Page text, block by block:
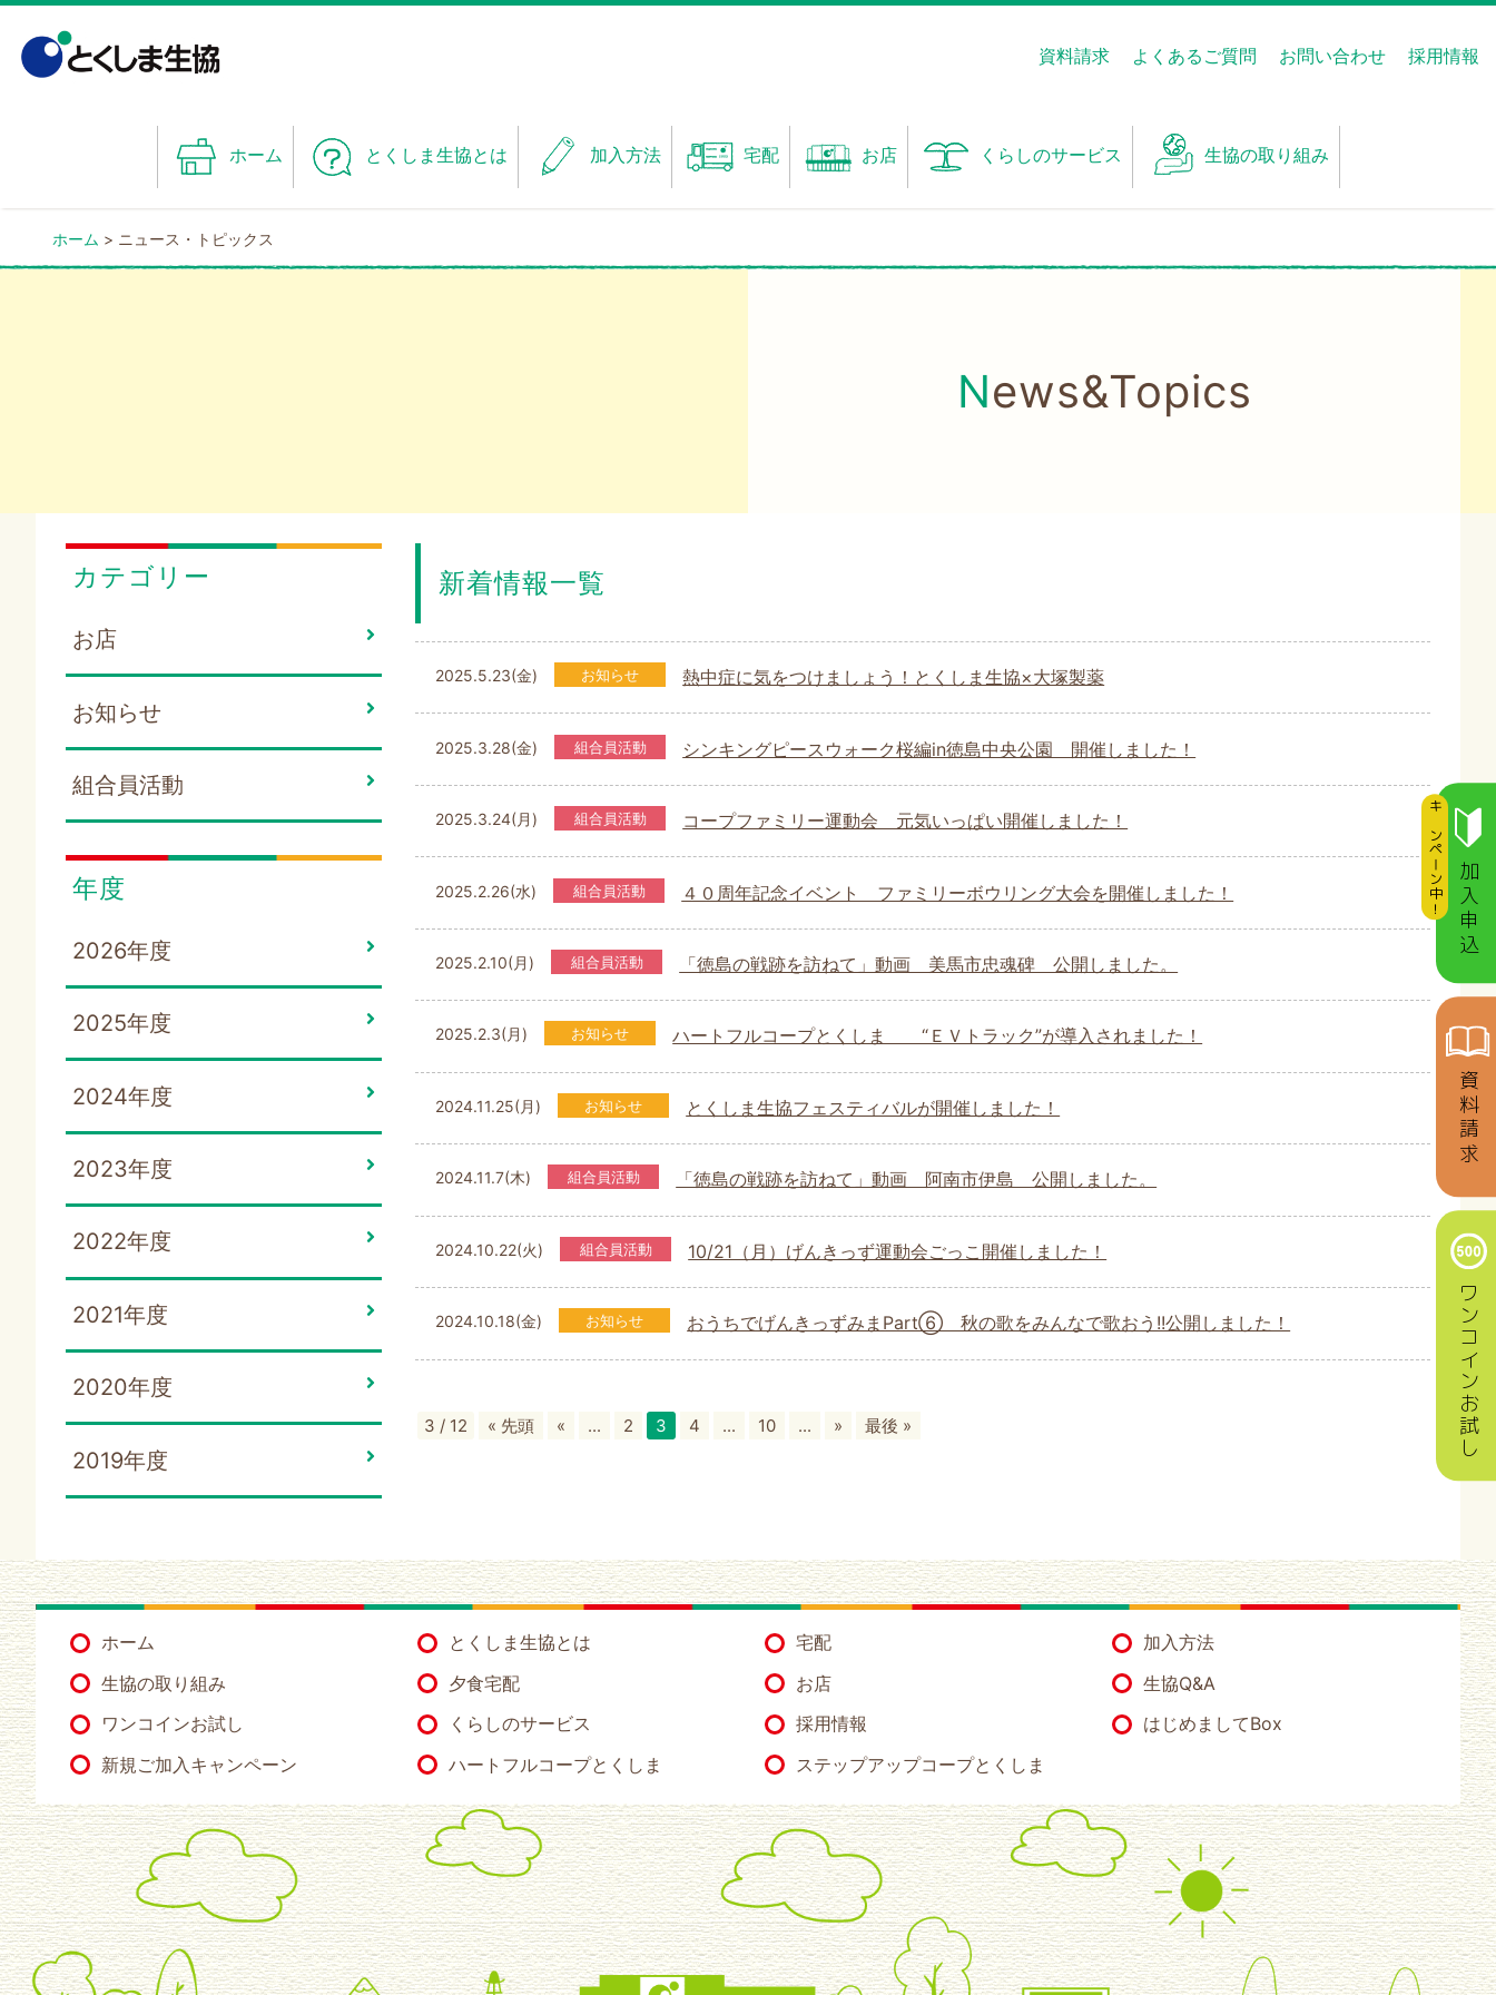
content
資料請求 よくあるご質問 お問い合わせ 採用情報
ホーム とくしま生協とは 加入方法 宅配 お店 くらしのサービス 生協の取り組み
加入申込
キャンペーン中！
資料請求
ワンコインお試し
ホーム > ニュース・トピックス
News&Topics
新着情報一覧
2025.5.23(金) お知らせ 熱中症に気をつけましょう！とくしま生協×大塚製薬
2025.3.28(金) 組合員活動 シンキングピースウォーク桜編in徳島中央公園 開催しました！
2025.3.24(月) 組合員活動 コープファミリー運動会 元気いっぱい開催しました！
2025.2.26(水) 組合員活動 ４０周年記念イベント ファミリーボウリング大会を開催しました！
2025.2.10(月) 組合員活動 「徳島の戦跡を訪ねて」動画 美馬市忠魂碑 公開しました。
2025.2.3(月) お知らせ ハートフルコープとくしま “ＥＶトラック”が導入されました！
2024.11.25(月) お知らせ とくしま生協フェスティバルが開催しました！
2024.11.7(木) 組合員活動 「徳島の戦跡を訪ねて」動画 阿南市伊島 公開しました。
2024.10.22(火) 組合員活動 10/21（月）げんきっず運動会ごっこ開催しました！
2024.10.18(金) お知らせ おうちでげんきっずみまPart⑥ 秋の歌をみんなで歌おう!!公開しました！
3 / 12 « 先頭 « ... 2 3 4 ... 10 ... » 最後 »
カテゴリー
お店
お知らせ
組合員活動
年度
2026年度
2025年度
2024年度
2023年度
2022年度
2021年度
2020年度
2019年度
ホーム とくしま生協とは 宅配
加入方法
生協の取り組み
夕食宅配 お店
生協Q&A
ワンコインお試し
くらしのサービス 採用情報
はじめましてBox
新規ご加入キャンペーン
ハートフルコープとくしま ステップアップコープとくしま